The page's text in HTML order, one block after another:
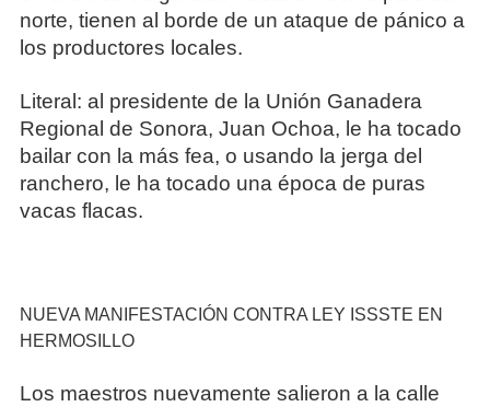
norte, tienen al borde de un ataque de pánico a
los productores locales.
Literal: al presidente de la Unión Ganadera
Regional de Sonora, Juan Ochoa, le ha tocado
bailar con la más fea, o usando la jerga del
ranchero, le ha tocado una época de puras
vacas flacas.
NUEVA MANIFESTACIÓN CONTRA LEY ISSSTE EN
HERMOSILLO
Los maestros nuevamente salieron a la calle